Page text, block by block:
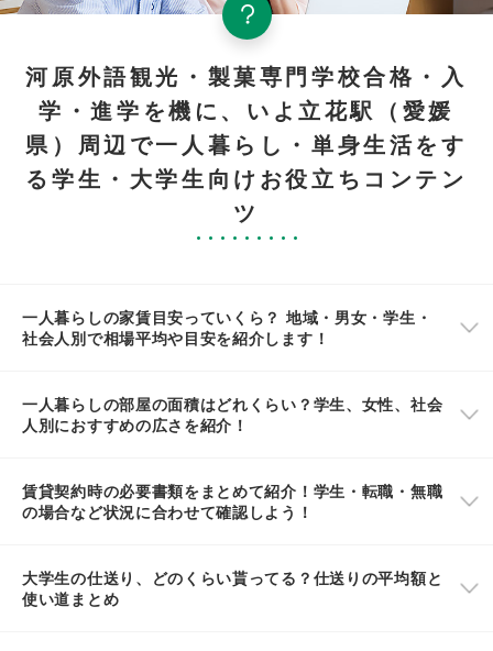
河原外語観光・製菓専門学校合格・入
学・進学を機に、いよ立花駅（愛媛
県）周辺で一人暮らし・単身生活をす
る学生・大学生向けお役立ちコンテン
ツ
一人暮らしの家賃目安っていくら？ 地域・男女・学生・
社会人別で相場平均や目安を紹介します！
一人暮らしの部屋の面積はどれくらい？学生、女性、社会
人別におすすめの広さを紹介！
賃貸契約時の必要書類をまとめて紹介！学生・転職・無職
の場合など状況に合わせて確認しよう！
大学生の仕送り、どのくらい貰ってる？仕送りの平均額と
使い道まとめ